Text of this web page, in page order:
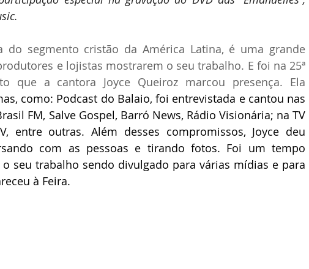
do segmento cristão da América Latina, é uma grande
e lojistas mostrarem o seu trabalho. E foi na 25ª
que a cantora Joyce Queiroz marcou presença. Ela
como: Podcast do Balaio, foi entrevistada e cantou nas
FM, Salve Gospel, Barró News, Rádio Visionária; na TV
entre outras. Além desses compromissos, Joyce deu
com as pessoas e tirando fotos. Foi um tempo
seu trabalho sendo divulgado para várias mídias e para
à Feira.